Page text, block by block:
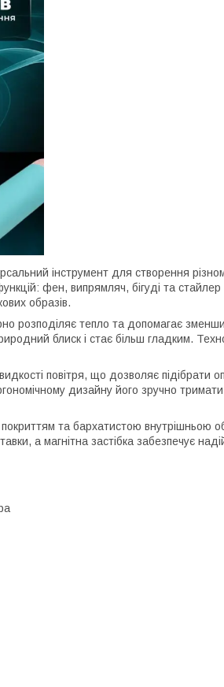
інструмент для створення
фен, випрямляч, бігуді та
образів.
розподіляє тепло та допомагає
блиск і стає більш гладким.
повітря, що дозволяє підібрати
дизайну його зручно
покриттям та бархатистою внутрішньою
а магнітна застібка забезпечує